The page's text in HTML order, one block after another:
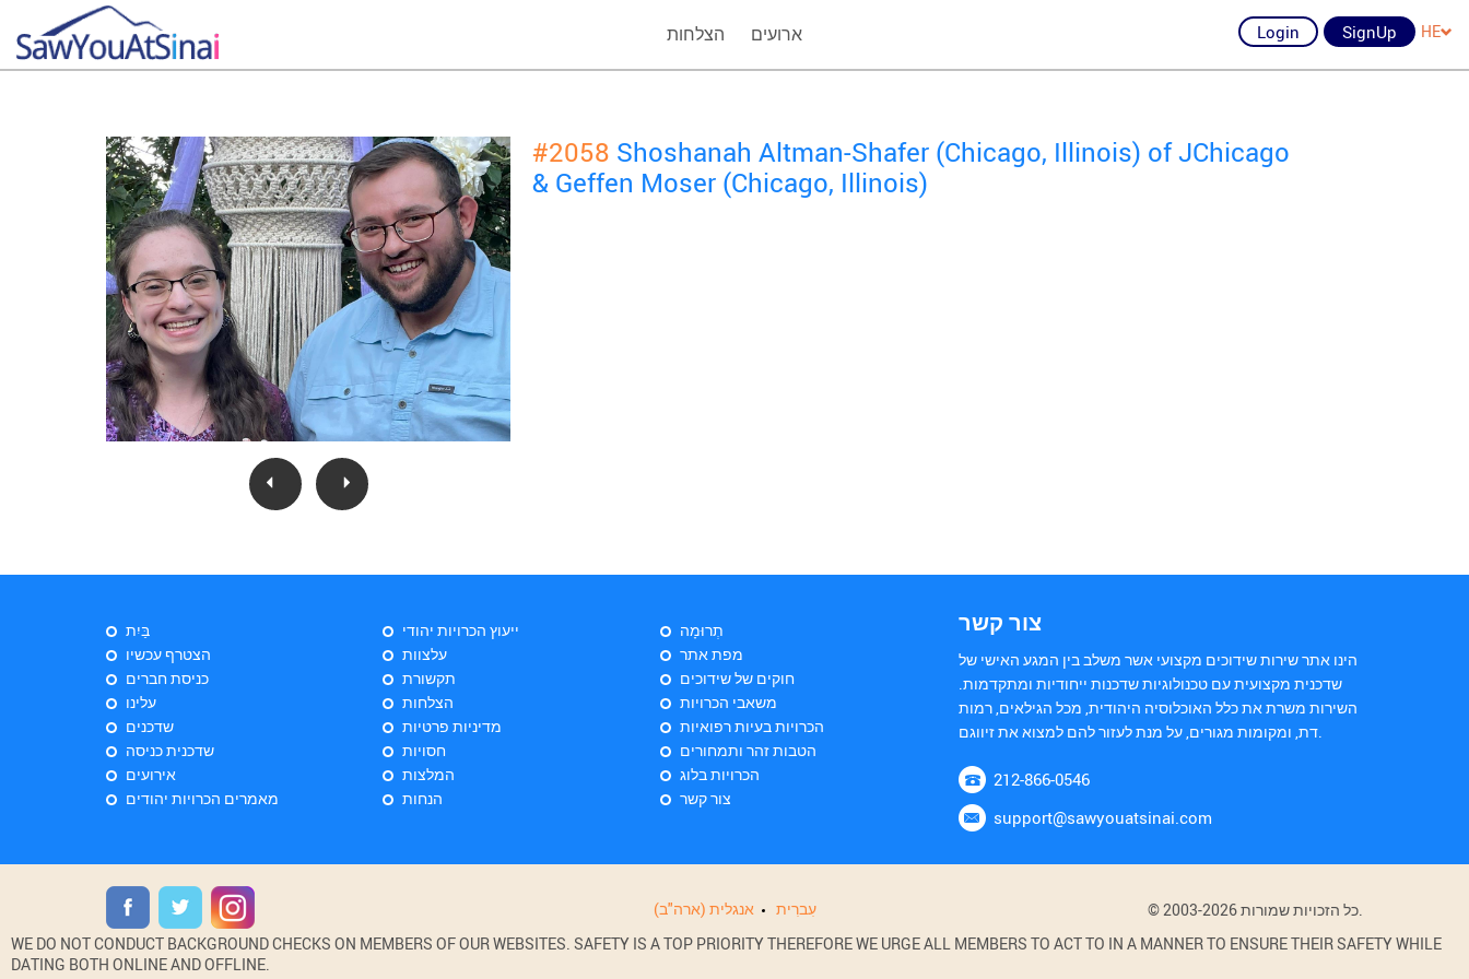
הצלחות ארועים Login SignUp HE
#2058 Shoshanah Altman-Shafer (Chicago, Illinois) of JChicago
& Geffen Moser (Chicago, Illinois)
בַּיִת
הצטרף עכשיו
כניסת חברים
עלינו
שדכנים
שדכנית כניסה
אירועים
מאמרים הכרויות יהודים
ייעוץ הכרויות יהודי
עלצוות
תקשורת
הצלחות
מדיניות פרטיות
חסויות
המלצות
הנחות
תְרוּמָה
מפת אתר
חוקים של שידוכים
משאבי הכרויות
הכרויות בעיות רפואיות
הטבות זהר ותמחורים
הכרויות בלוג
צור קשר
צור קשר
הינו אתר שירות שידוכים מקצועי אשר משלב בין המגע האישי של
שדכנית מקצועית עם טכנולוגיות שדכנות ייחודיות ומתקדמות.
השירות משרת את כלל האוכלוסיה היהודית, מכל הגילאים, רמות
212-866-0546
support@sawyouatsinai.com
אנגלית (ארה"ב) עִברִית
WE DO NOT CONDUCT BACKGROUND CHECKS ON MEMBERS OF OUR WEBSITES. SAFETY IS A TOP PRIORITY THEREFORE WE URGE ALL MEMBERS TO ACT TO IN A MANNER TO ENSURE THEIR SAFETY WHILE
DATING BOTH ONLINE AND OFFLINE.